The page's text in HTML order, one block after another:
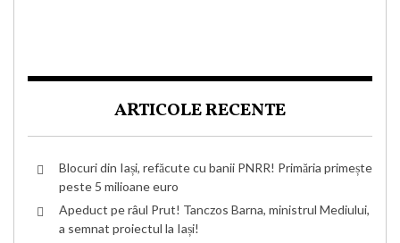
ARTICOLE RECENTE
Blocuri din Iași, refăcute cu banii PNRR! Primăria primește
peste 5 milioane euro
Apeduct pe râul Prut! Tanczos Barna, ministrul Mediului,
a semnat proiectul la Iași!